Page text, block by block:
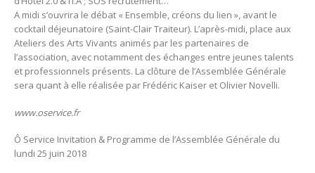
A midi s’ouvrira le débat « Ensemble, créons du lien », avant le
cocktail déjeunatoire (Saint-Clair Traiteur). L’après-midi, place aux
Ateliers des Arts Vivants animés par les partenaires de
l’association, avec notamment des échanges entre jeunes talents
et professionnels présents. La clôture de l’Assemblée Générale
sera quant à elle réalisée par Frédéric Kaiser et Olivier Novelli.
www.oservice.fr
Ô Service Invitation & Programme de l’Assemblée Générale du
lundi 25 juin 2018